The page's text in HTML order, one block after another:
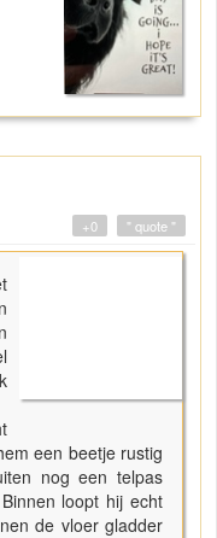
" quote "
+0
een beetje rustig
nog een telpas
loopt hij echt
de vloer gladder